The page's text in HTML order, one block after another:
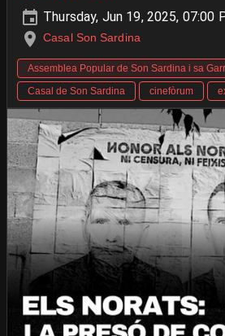
Thursday, Jun 19, 2025, 07:00
Casal Son Sardina
Assemblea Popular de Son Sardina i sa
Casal de Son Sardina
cinefòrum